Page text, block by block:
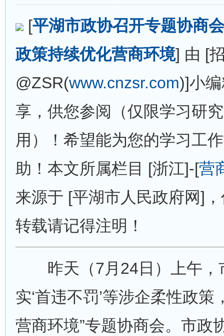
[平湖市政协召开专题协商
政策持续优化营商环境] 由 [
@ZSR(www.cnzsr.com)]小
享，供您参阅（仅限学习研
用）！希望能为您的学习工
助！本文所属栏目 [浙江]-[营
来源于 [平湖市人民政府网]
转载请记得注明！
昨天（7月24日）上午，
实‘首违不罚’等涉企柔性政
营商环境”专题协商会。市政